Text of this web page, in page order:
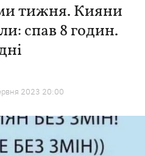
тижня. Кияни
спав 8 годин.
2023 20:00